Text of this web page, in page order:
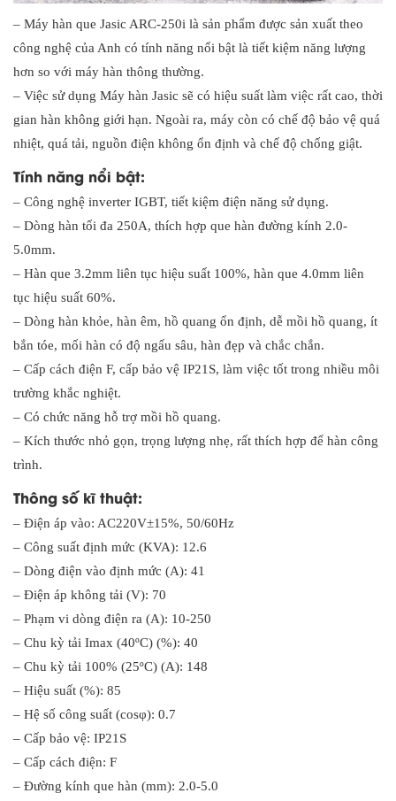
– Máy hàn que Jasic ARC-250i là sản phẩm được sản xuất theo
công nghệ của Anh có tính năng nổi bật là tiết kiệm năng lượng
hơn so với máy hàn thông thường.
– Việc sử dụng Máy hàn Jasic sẽ có hiệu suất làm việc rất cao, thời
gian hàn không giới hạn. Ngoài ra, máy còn có chế độ bảo vệ quá
nhiệt, quá tải, nguồn điện không ổn định và chế độ chống giật.
Tính năng nổi bật:
– Công nghệ inverter IGBT, tiết kiệm điện năng sử dụng.
– Dòng hàn tối đa 250A, thích hợp que hàn đường kính 2.0-
5.0mm.
– Hàn que 3.2mm liên tục hiệu suất 100%, hàn que 4.0mm liên
tục hiệu suất 60%.
– Dòng hàn khỏe, hàn êm, hồ quang ổn định, dễ mồi hồ quang, ít
bắn tóe, mối hàn có độ ngấu sâu, hàn đẹp và chắc chắn.
– Cấp cách điện F, cấp bảo vệ IP21S, làm việc tốt trong nhiều môi
trường khắc nghiệt.
– Có chức năng hỗ trợ mồi hồ quang.
– Kích thước nhỏ gọn, trọng lượng nhẹ, rất thích hợp để hàn công
trình.
Thông số kĩ thuật:
– Điện áp vào: AC220V±15%, 50/60Hz
– Công suất định mức (KVA): 12.6
– Dòng điện vào định mức (A): 41
– Điện áp không tải (V): 70
– Phạm vi dòng điện ra (A): 10-250
– Chu kỳ tải Imax (40ºC) (%): 40
– Chu kỳ tải 100% (25ºC) (A): 148
– Hiệu suất (%): 85
– Hệ số công suất (cosφ): 0.7
– Cấp bảo vệ: IP21S
– Cấp cách điện: F
– Đường kính que hàn (mm): 2.0-5.0